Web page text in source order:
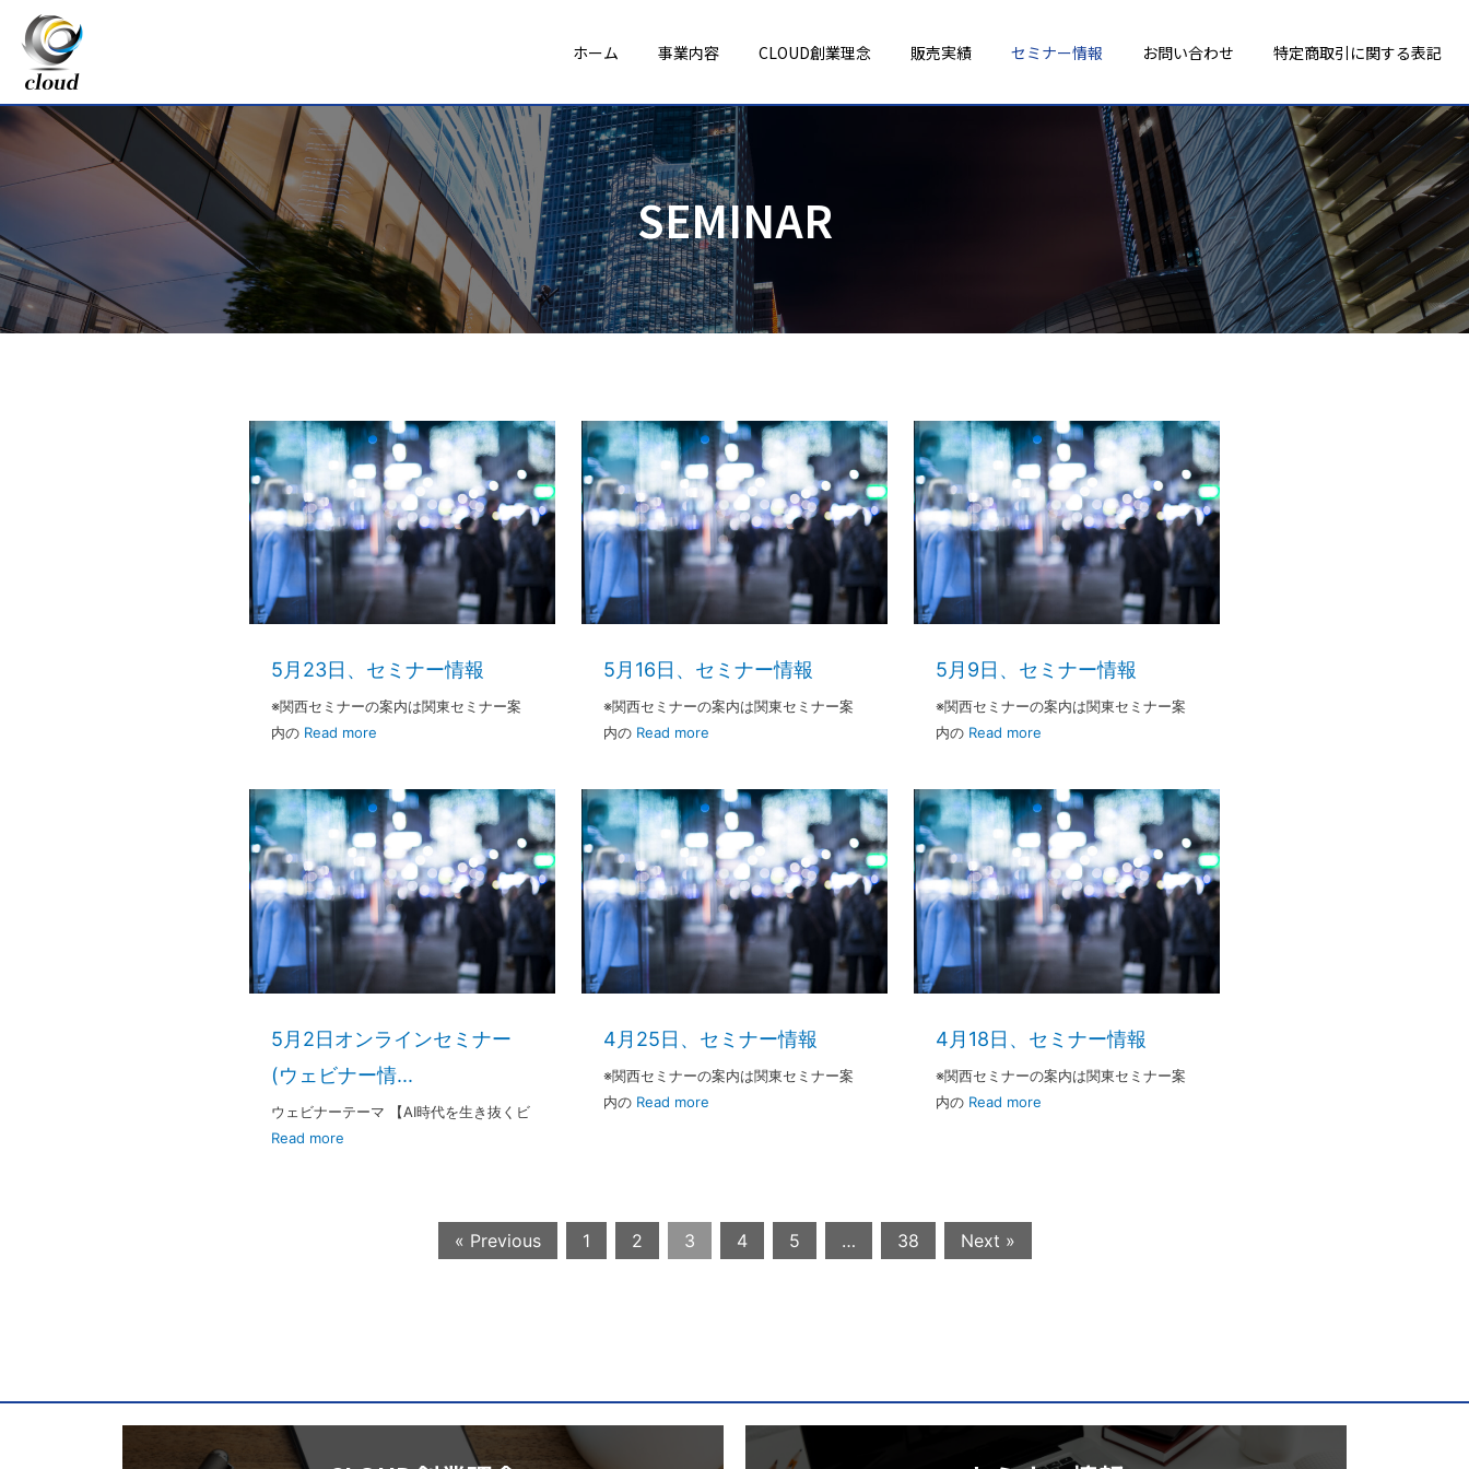
ホーム 事業内容 CLOUD創業理念 販売実績 セミナー情報 お問い合わせ 特定商取引に関する表記
SEMINAR
5月23日、セミナー情報
※関西セミナーの案内は関東セミナー案
内の Read more
5月16日、セミナー情報
※関西セミナーの案内は関東セミナー案
内の Read more
5月9日、セミナー情報
※関西セミナーの案内は関東セミナー案
内の Read more
5月2日オンラインセミナー
(ウェビナー情...
ウェビナーテーマ 【AI時代を生き抜くビ
Read more
4月25日、セミナー情報
※関西セミナーの案内は関東セミナー案
内の Read more
4月18日、セミナー情報
※関西セミナーの案内は関東セミナー案
内の Read more
« Previous 1 2 3 4 5 … 38 Next »